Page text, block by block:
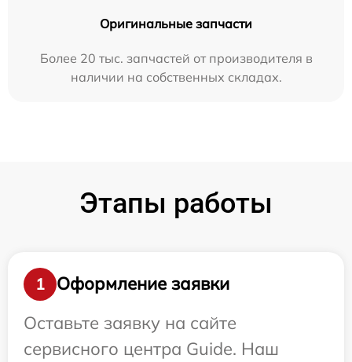
Оригинальные запчасти
Более 20 тыс. запчастей от производителя в
наличии на собственных складах.
Этапы работы
1
Оформление заявки
Оставьте заявку на сайте
сервисного центра Guide. Наш